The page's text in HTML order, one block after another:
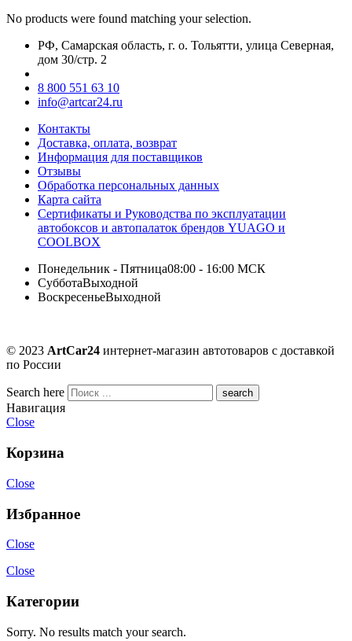
No products were found matching your selection.
РФ, Самарская область, г. о. Тольятти, улица Северная,
дом 30/стр. 2
8 800 551 63 10
info@artcar24.ru
Контакты
Доставка, оплата, возврат
Информация для поставщиков
Отзывы
Обработка персональных данных
Карта сайта
Сертификаты и Руководства по эксплуатации
автобоксов и автопалаток брендов YUAGO и
COOLBOX
Понедельник - Пятница08:00 - 16:00 МСК
СубботаВыходной
ВоскресеньеВыходной
© 2023 ArtCar24 интернет-магазин автотоваров с доставкой
по России
Search here
Навигация
Close
Корзина
Close
Избранное
Close
Close
Категории
Sorry. No results match your search.